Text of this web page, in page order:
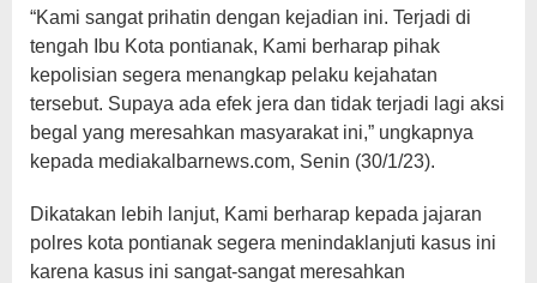
“Kami sangat prihatin dengan kejadian ini. Terjadi di
tengah Ibu Kota pontianak, Kami berharap pihak
kepolisian segera menangkap pelaku kejahatan
tersebut. Supaya ada efek jera dan tidak terjadi lagi aksi
begal yang meresahkan masyarakat ini,” ungkapnya
kepada mediakalbarnews.com, Senin (30/1/23).
Dikatakan lebih lanjut, Kami berharap kepada jajaran
polres kota pontianak segera menindaklanjuti kasus ini
karena kasus ini sangat-sangat meresahkan